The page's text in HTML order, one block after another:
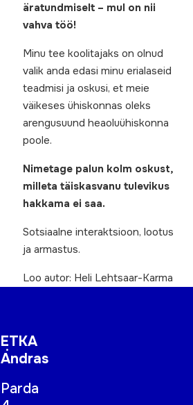
äratundmiselt – mul on nii
vahva töö!
Minu tee koolitajaks on olnud
valik anda edasi minu erialaseid
teadmisi ja oskusi, et meie
väikeses ühiskonnas oleks
arengusuund heaoluühiskonna
poole.
Nimetage palun kolm oskust,
milleta täiskasvanu tulevikus
hakkama ei saa.
Sotsiaalne interaktsioon, lootus
ja armastus.
Loo autor: Heli Lehtsaar-Karma
ETKA
Andras
Parda